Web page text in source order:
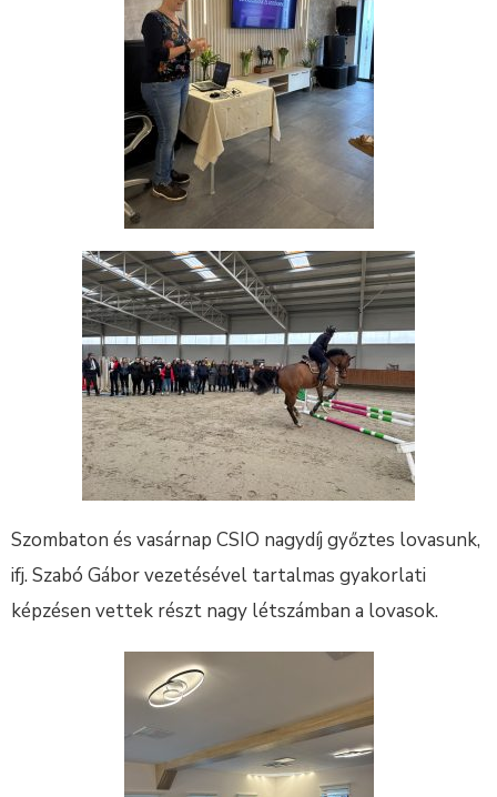
Szombaton és vasárnap CSIO nagydíj győztes lovasunk,
ifj. Szabó Gábor vezetésével tartalmas gyakorlati
képzésen vettek részt nagy létszámban a lovasok.